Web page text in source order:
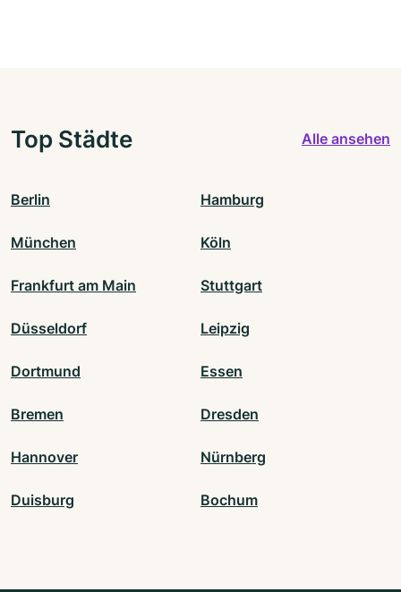
Top Städte Alle ansehen
Berlin Hamburg
München Köln
Frankfurt am Main Stuttgart
Düsseldorf Leipzig
Dortmund Essen
Bremen Dresden
Hannover Nürnberg
Duisburg Bochum